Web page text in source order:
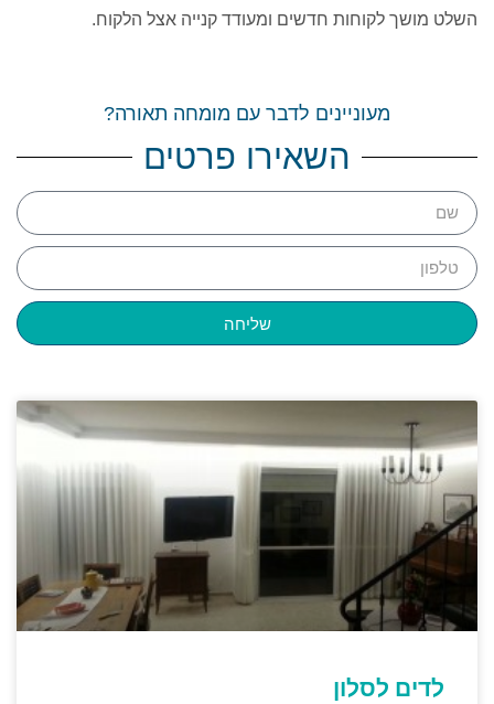
השלט מושך לקוחות חדשים ומעודד קנייה אצל הלקוח.
מעוניינים לדבר עם מומחה תאורה?
השאירו פרטים
שליחה
לדים לסלון